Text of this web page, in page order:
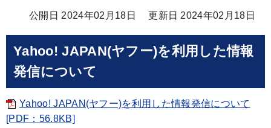
公開日 2024年02月18日 更新日 2024年02月18日
Yahoo! JAPAN(ヤフー)を利用した情報
発信について
Yahoo! JAPAN(ヤフー)を利用した情報発信について
[PDF：56.8KB]